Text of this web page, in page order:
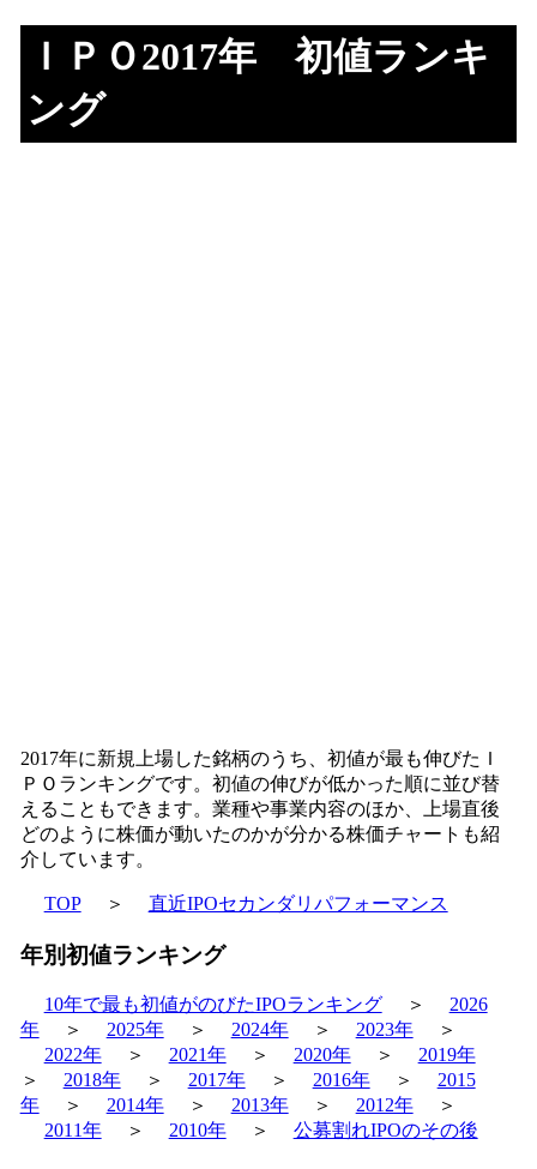
ＩＰＯ2017年 初値ランキ
ング
2017年に新規上場した銘柄のうち、初値が最も伸びたＩ
ＰＯランキングです。初値の伸びが低かった順に並び替
えることもできます。業種や事業内容のほか、上場直後
どのように株価が動いたのかが分かる株価チャートも紹
介しています。
TOP ＞ 直近IPOセカンダリパフォーマンス
年別初値ランキング
10年で最も初値がのびたIPOランキング ＞
2026
年
＞ 2025年 ＞ 2024年 ＞ 2023年
＞
2022年
＞ 2021年 ＞ 2020年 ＞
2019年
＞
2018年 ＞ 2017年 ＞ 2016年 ＞
2015
年
＞ 2014年 ＞ 2013年 ＞ 2012年
＞
2011年
＞ 2010年 ＞ 公募割れIPOのその後